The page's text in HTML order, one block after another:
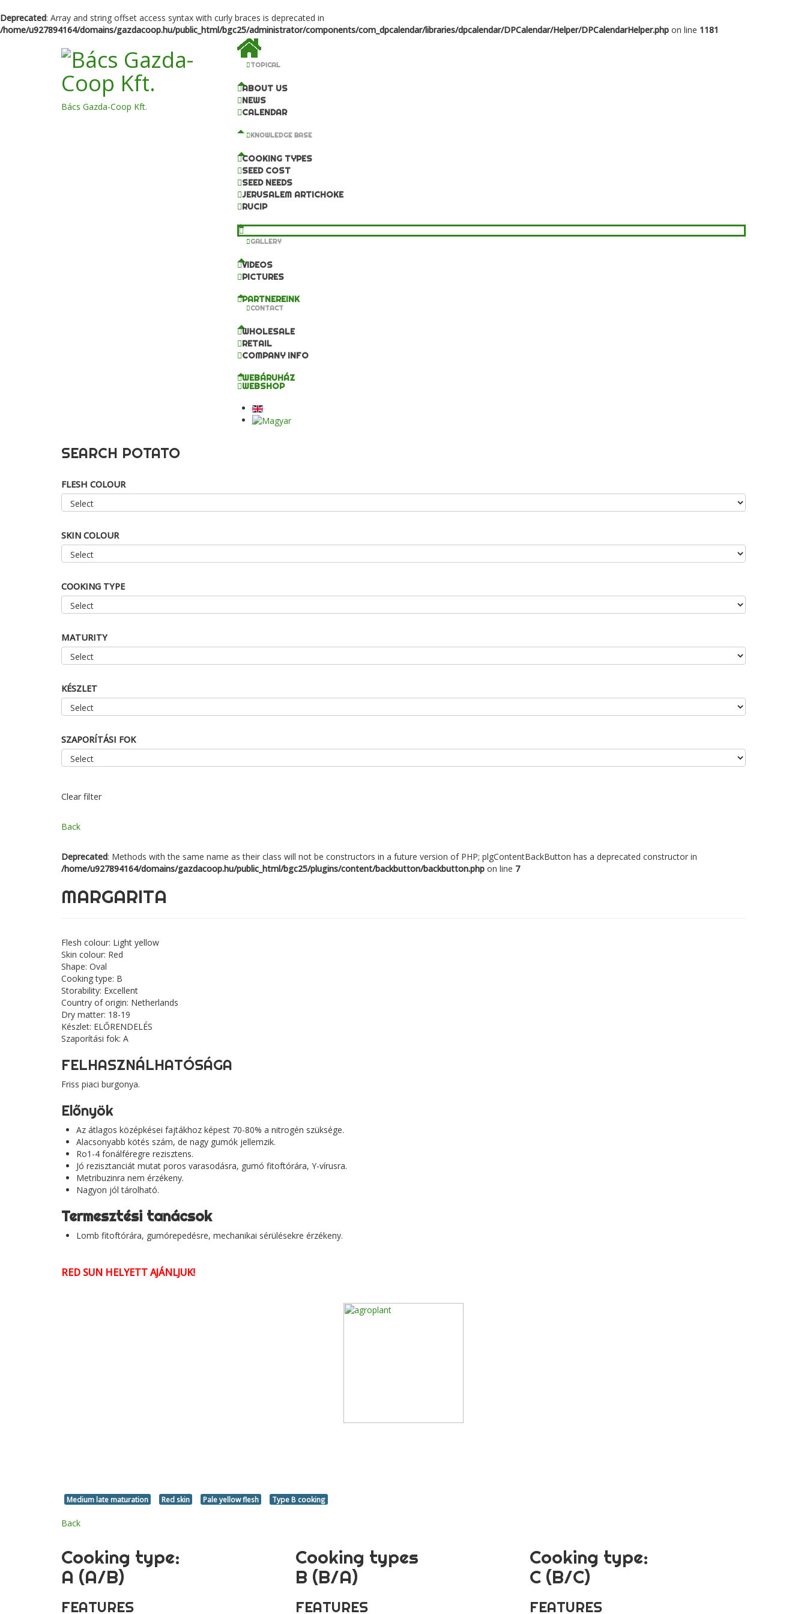
Deprecated: Array and string offset access syntax with curly braces is deprecated in
/home/u927894164/domains/gazdacoop.hu/public_html/bgc25/administrator/components/com_dpcalendar/libraries/dpcalendar/DPCalendar/Helper/DPCalendarHelper.php on line 1181
Bács Gazda-Coop Kft.
TOPICAL
ABOUT US
NEWS
CALENDAR
KNOWLEDGE BASE
COOKING TYPES
SEED COST
SEED NEEDS
JERUSALEM ARTICHOKE
RUCIP
VARIETIES
GALLERY
VIDEOS
PICTURES
PARTNEREINK
CONTACT
WHOLESALE
RETAIL
COMPANY INFO
WEBÁRUHÁZ
WEBSHOP
SEARCH POTATO
FLESH COLOUR
SKIN COLOUR
COOKING TYPE
MATURITY
KÉSZLET
SZAPORÍTÁSI FOK
Clear filter
Back
Deprecated: Methods with the same name as their class will not be constructors in a future version of PHP; plgContentBackButton has a deprecated constructor in
/home/u927894164/domains/gazdacoop.hu/public_html/bgc25/plugins/content/backbutton/backbutton.php on line 7
MARGARITA
Flesh colour: Light yellow
Skin colour: Red
Shape: Oval
Cooking type: B
Storability: Excellent
Country of origin: Netherlands
Dry matter: 18-19
Készlet: ELŐRENDELÉS
Szaporítási fok: A
FELHASZNÁLHATÓSÁGA
Friss piaci burgonya.
Előnyök
Az átlagos középkései fajtákhoz képest 70-80% a nitrogén szüksége.
Alacsonyabb kötés szám, de nagy gumók jellemzik.
Ro1-4 fonálféregre rezisztens.
Jó rezisztanciát mutat poros varasodásra, gumó fitoftórára, Y-vírusra.
Metribuzinra nem érzékeny.
Nagyon jól tárolható.
Termesztési tanácsok
Lomb fitoftórára, gumórepedésre, mechanikai sérülésekre érzékeny.
RED SUN HELYETT AJÁNLJUK!
Medium late maturation Red skin Pale yellow flesh Type B cooking
Back
Cooking type:
A (A/B)
FEATURES
Cooking types
B (B/A)
FEATURES
Cooking type:
C (B/C)
FEATURES